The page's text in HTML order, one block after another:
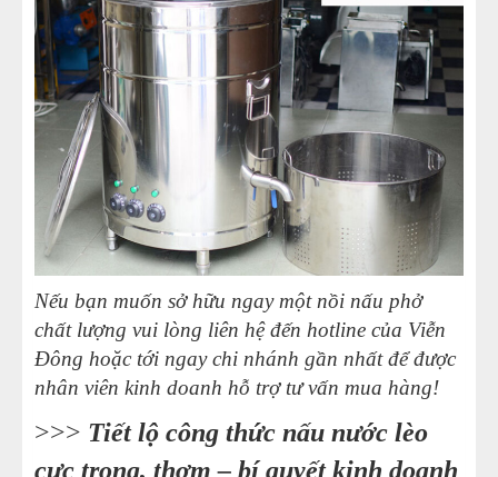
Nếu bạn muốn sở hữu ngay một nồi nấu phở
chất lượng vui lòng liên hệ đến hotline của Viễn
Đông hoặc tới ngay chi nhánh gần nhất để được
nhân viên kinh doanh hỗ trợ tư vấn mua hàng!
>>> Tiết lộ công thức nấu nước lèo
cực trong, thơm – bí quyết kinh doanh